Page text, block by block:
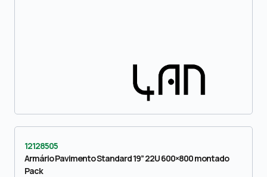
12128505
Armário Pavimento Standard 19” 22U 600×800 montado
Pack